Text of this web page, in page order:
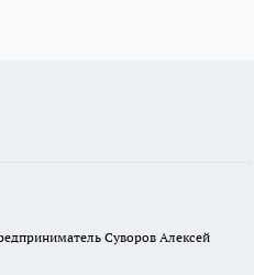
Суворов Алексей